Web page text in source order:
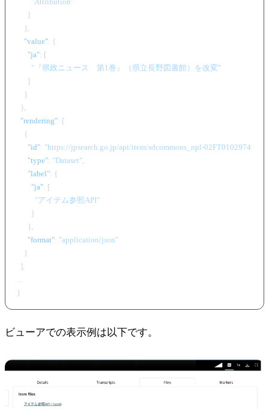
]
}
"value": {
"ja": [
"『県政ニュース　第1巻』（県立長野図書館）を改変"
]
}
}
"rendering": [
{
"id": "https://jpsearch.go.jp/api/item/sdcommons_npl-02FT0102974177"
"type": "Dataset",
"label": {
"ja": [
"アイテム参照API"
]
}
"format": "application/json"
}
]
}
ビューアでの表示例は以下です。